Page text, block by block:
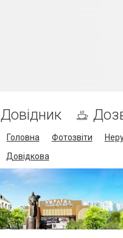
Довідник
Головна Фотозвіти
Довідкова